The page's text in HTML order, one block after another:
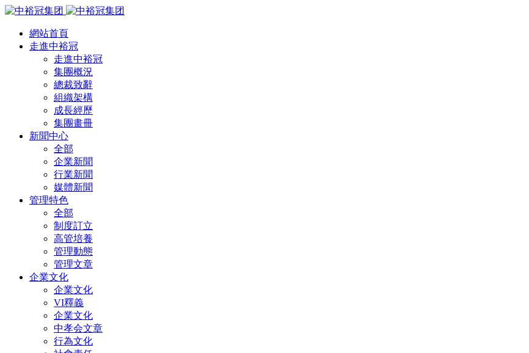
網站首頁
走進中裕冠
走進中裕冠
集團概況
總裁致辭
組織架構
成長經歷
集團畫冊
新聞中心
全部
企業新聞
行業新聞
媒體新聞
管理特色
全部
制度訂立
高管培養
管理動態
管理文章
企業文化
企業文化
VI釋義
企業文化
中孝会文章
行為文化